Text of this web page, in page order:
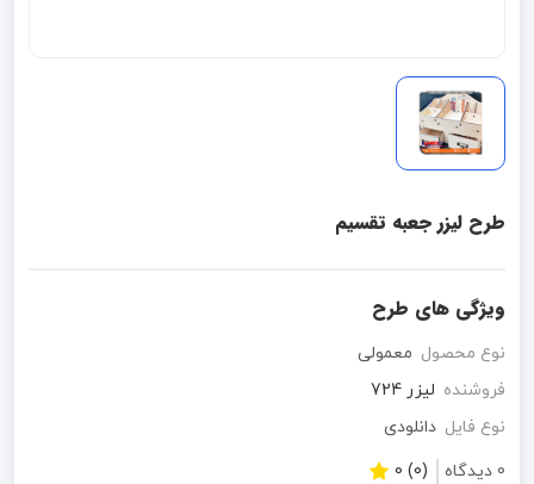
طرح لیزر جعبه تقسیم
ویژگی های طرح
نوع محصول معمولی
فروشنده لیزر 724
نوع فایل دانلودی
0 دیدگاه
(0) 0